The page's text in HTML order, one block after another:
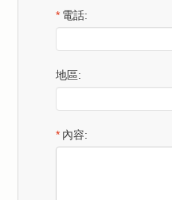
* 電話:
地區:
* 內容: